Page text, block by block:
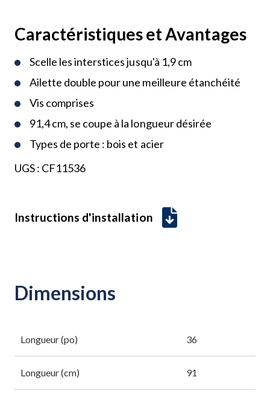
Caractéristiques et Avantages
Scelle les interstices jusqu'à 1,9 cm
Ailette double pour une meilleure étanchéité
Vis comprises
91,4 cm, se coupe à la longueur désirée
Types de porte : bois et acier
UGS : CF11536
Instructions d'installation
Dimensions
Longueur (po) 36
Longueur (cm) 91